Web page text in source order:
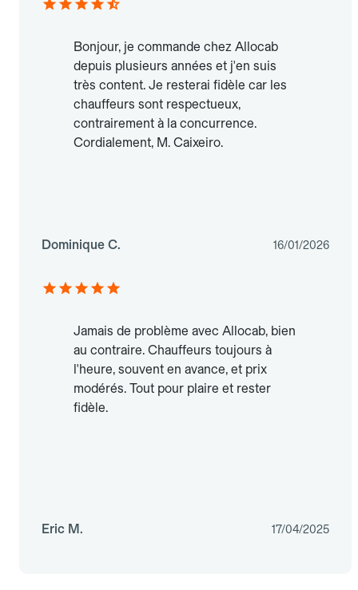
Bonjour, je commande chez Allocab
depuis plusieurs années et j'en suis
très content. Je resterai fidèle car les
chauffeurs sont respectueux,
contrairement à la concurrence.
Cordialement, M. Caixeiro.
Dominique C. 16/01/2026
Jamais de problème avec Allocab, bien
au contraire. Chauffeurs toujours à
l'heure, souvent en avance, et prix
modérés. Tout pour plaire et rester
fidèle.
Eric M. 17/04/2025